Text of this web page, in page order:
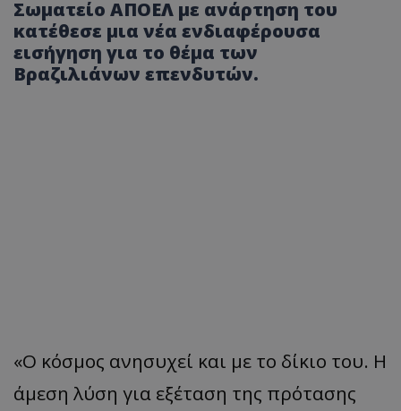
Σωματείο ΑΠΟΕΛ με ανάρτηση του
κατέθεσε μια νέα ενδιαφέρουσα
εισήγηση για το θέμα των
Βραζιλιάνων επενδυτών.
«Ο κόσμος ανησυχεί και με το δίκιο του. Η
άμεση λύση για εξέταση της πρότασης